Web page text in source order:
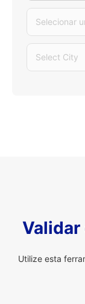
Selecionar
Select City
Validar
Utilize esta